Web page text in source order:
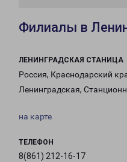
Филиалы в
ЛЕНИНГРАДСКАЯ СТАНИЦА
Россия, Краснодарский
Ленинградская,
на карте
ТЕЛЕФОН
8(861) 212-16-17